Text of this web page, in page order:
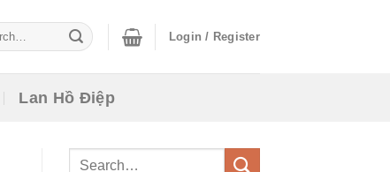
Login / Register
Lan Hồ Điệp